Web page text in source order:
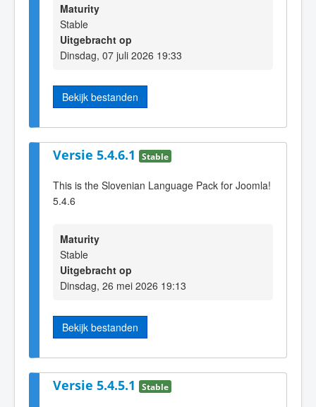
Maturity
Stable
Uitgebracht op
Dinsdag, 07 juli 2026 19:33
Bekijk bestanden
Versie 5.4.6.1 Stable
This is the Slovenian Language Pack for Joomla!
5.4.6
Maturity
Stable
Uitgebracht op
Dinsdag, 26 mei 2026 19:13
Bekijk bestanden
Versie 5.4.5.1 Stable